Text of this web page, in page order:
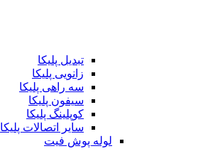
تبدیل پلیکا
زانویی پلیکا
سه راهی پلیکا
سیفون پلیکا
کوپلینگ پلیکا
سایر اتصالات پلیکا
لوله پوش فیت